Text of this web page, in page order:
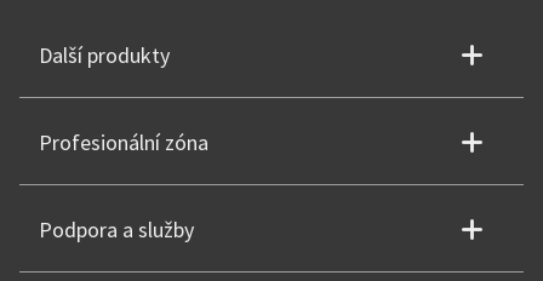
Další produkty
Profesionální zóna
Podpora a služby